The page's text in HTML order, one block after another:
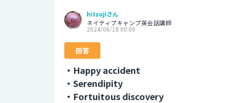
hitsujiさん
ネイティブキャンプ英会話講師
2024/06/18 00:00
回答
・Happy accident
・Serendipity
・Fortuitous discovery